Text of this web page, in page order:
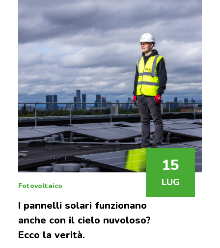
15
LUG
Fotovoltaico
I pannelli solari funzionano
anche con il cielo nuvoloso?
Ecco la verità.